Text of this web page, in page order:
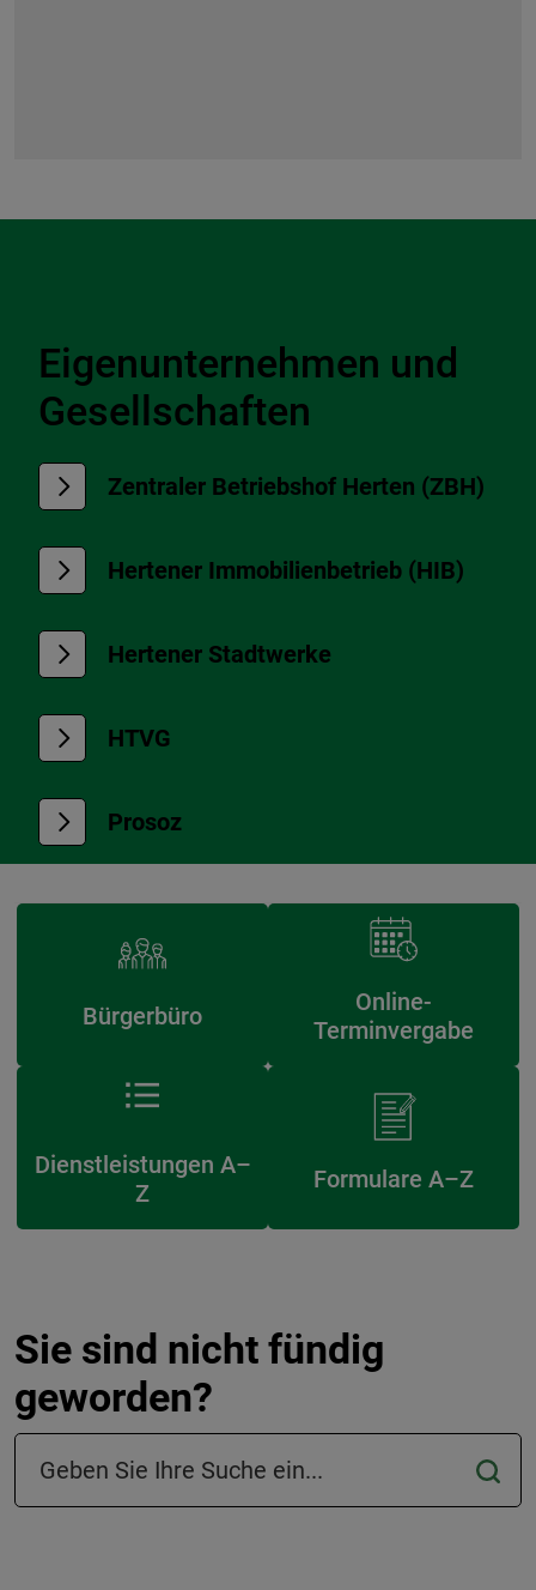
Eigenunternehmen und
Gesellschaften
Zentraler Betriebshof Herten (ZBH)
Hertener Immobilienbetrieb (HIB)
Hertener Stadtwerke
HTVG
Prosoz
Bürgerbüro
Online-
Terminvergabe
Dienstleistungen A–
Z
Formulare A–Z
Sie sind nicht fündig
geworden?
Suchfeld in der Fußzeile